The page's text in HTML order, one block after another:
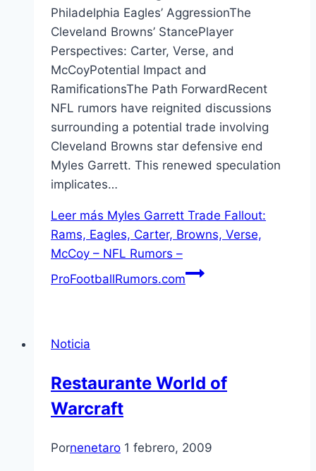
Philadelphia Eagles’ AggressionThe
Cleveland Browns’ StancePlayer
Perspectives: Carter, Verse, and
McCoyPotential Impact and
RamificationsThe Path ForwardRecent
NFL rumors have reignited discussions
surrounding a potential trade involving
Cleveland Browns star defensive end
Myles Garrett. This renewed speculation
implicates…
Leer más Myles Garrett Trade Fallout:
Rams, Eagles, Carter, Browns, Verse,
McCoy – NFL Rumors –
ProFootballRumors.com
Noticia
Restaurante World of
Warcraft
Pornenetaro 1 febrero, 2009